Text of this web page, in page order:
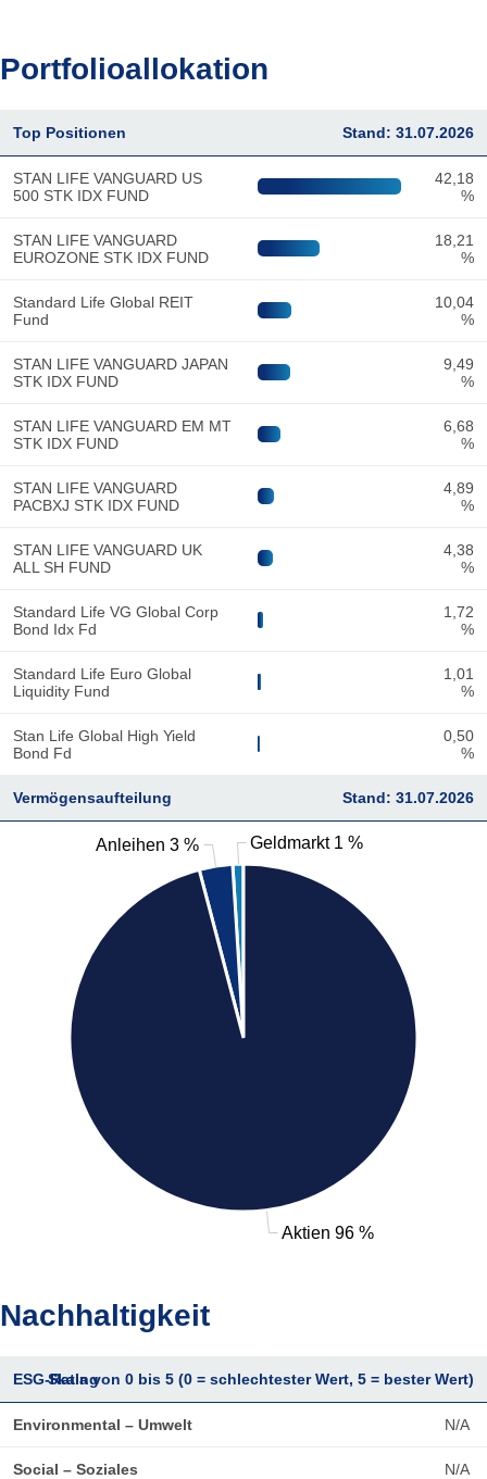
Portfolioallokation
Top Positionen Stand: 31.07.2026
STAN LIFE VANGUARD US
500 STK IDX FUND
42,18
%
STAN LIFE VANGUARD
EUROZONE STK IDX FUND
18,21
%
Standard Life Global REIT
Fund
10,04
%
STAN LIFE VANGUARD JAPAN
STK IDX FUND
9,49
%
STAN LIFE VANGUARD EM MT
STK IDX FUND
6,68
%
STAN LIFE VANGUARD
PACBXJ STK IDX FUND
4,89
%
STAN LIFE VANGUARD UK
ALL SH FUND
4,38
%
Standard Life VG Global Corp
Bond Idx Fd
1,72
%
Standard Life Euro Global
Liquidity Fund
1,01
%
Stan Life Global High Yield
Bond Fd
0,50
%
Vermögensaufteilung Stand: 31.07.2026
Aktien 96 %
Anleihen 3 % Geldmarkt 1 %
Nachhaltigkeit
ESG-Rating
Skala von 0 bis 5 (0 = schlechtester Wert, 5 = bester Wert)
Environmental – Umwelt N/A
Social – Soziales N/A